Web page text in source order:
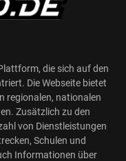
die sich auf den
Die Webseite bietet
regionalen, nationalen
Zusätzlich zu den
von Dienstleistungen
Schulen und
Informationen über